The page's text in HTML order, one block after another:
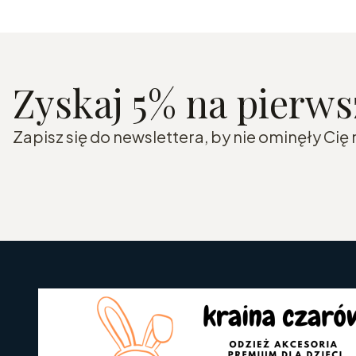
Zyskaj 5% na
Zapisz się do newslettera, by nie ominęły